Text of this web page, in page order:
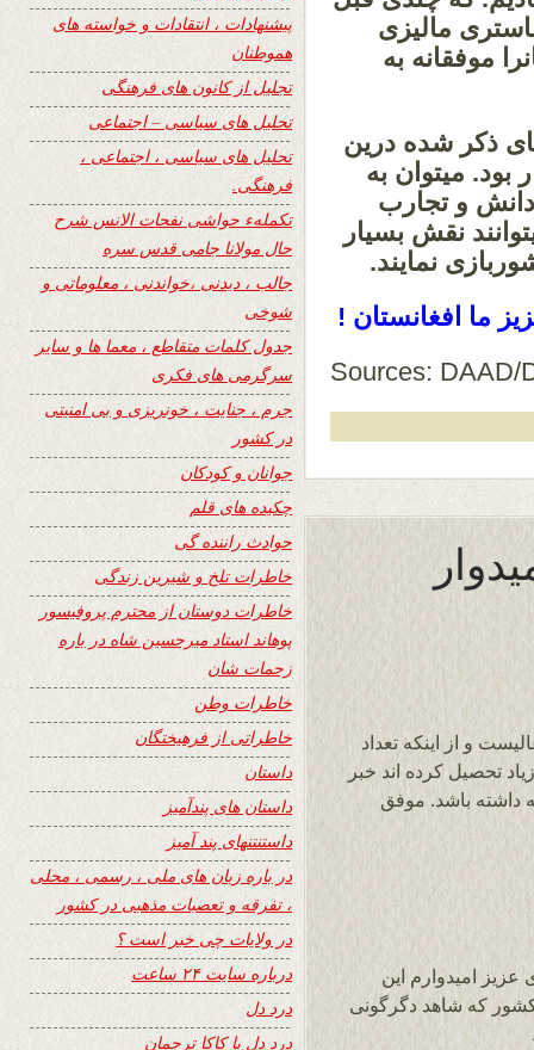
مالیزی
موفقانه به
ذکر شده درین
میتوان به
و تجارب
نقش بسیار
نمایند.
ما افغانستان !
Sources: DAAD/
و از اینکه تعداد
تحصیل کرده اند خبر
داشته باشد. موفق
امیدوارم این
کشور که شاهد دگرگونی
پیشنهادات ، انتقادات و خواسته های
هموطنان
تجلیل از کانون های فرهنگی
تحلیل های سیاسی – اجتماعی
تحلیل های سیاسی ، اجتماعی ،
فرهنگی.
تکملهء حواشی نفحات الانس شرح
حال مولانا جامی قدس سره
جالب ، دیدنی ،خواندنی ، معلوماتی و
شوخی
جدول کلمات متقاطع ، معما ها و سایر
سرگرمی های فکری
جرم ، جنایت ، خونریزی و بی امنیتی
در کشور
جوانان و کودکان
چکیده های قلم
حوادث راننده گی
خاطرات تلخ و شیرین زندگی
خاطرات دوستان از محترم پروفیسور
پوهاند استاد میرحسین شاه در باره
زحمات شان
خاطرات وطن
خاطراتی از فرهیختگان
داستان
داستان های پندآمیز
داستنتنهای پند آمیز
در باره زبان های ملی ، رسمی ، محلی
، تفرقه و تعصبات مذهبی در کشور
در ولایات چی خبر است ؟
درباره سایت ۲۴ ساعت
درد دل
درد دل با کاکا ترجمان